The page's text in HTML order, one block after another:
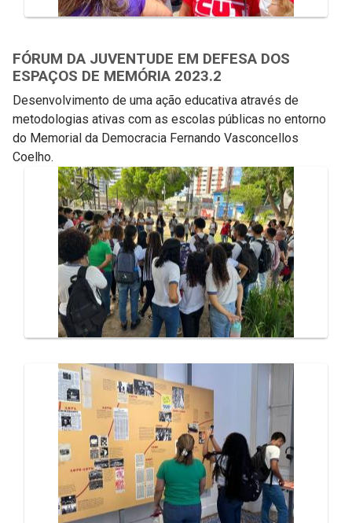
FÓRUM DA JUVENTUDE EM DEFESA DOS
ESPAÇOS DE MEMÓRIA 2023.2
Desenvolvimento de uma ação educativa através de
metodologias ativas com as escolas públicas no entorno
do Memorial da Democracia Fernando Vasconcellos
Coelho.
Galeria de Mídias